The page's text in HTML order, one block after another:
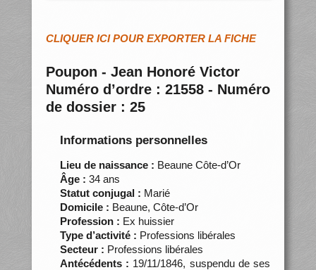
CLIQUER ICI POUR EXPORTER LA FICHE
Poupon - Jean Honoré Victor
Numéro d’ordre : 21558 - Numéro
de dossier : 25
Informations personnelles
Lieu de naissance : Beaune Côte-d’Or
Âge : 34 ans
Statut conjugal : Marié
Domicile : Beaune, Côte-d’Or
Profession : Ex huissier
Type d’activité : Professions libérales
Secteur : Professions libérales
Antécédents : 19/11/1846, suspendu de ses